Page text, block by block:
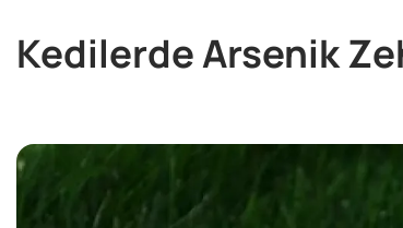
Kedilerde Arsenik